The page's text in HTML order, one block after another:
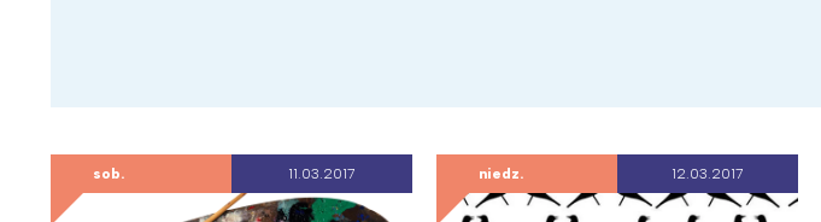
sob. 11.03.2017 niedz. 12.03.2017